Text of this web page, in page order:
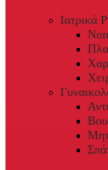
Ιατρικά